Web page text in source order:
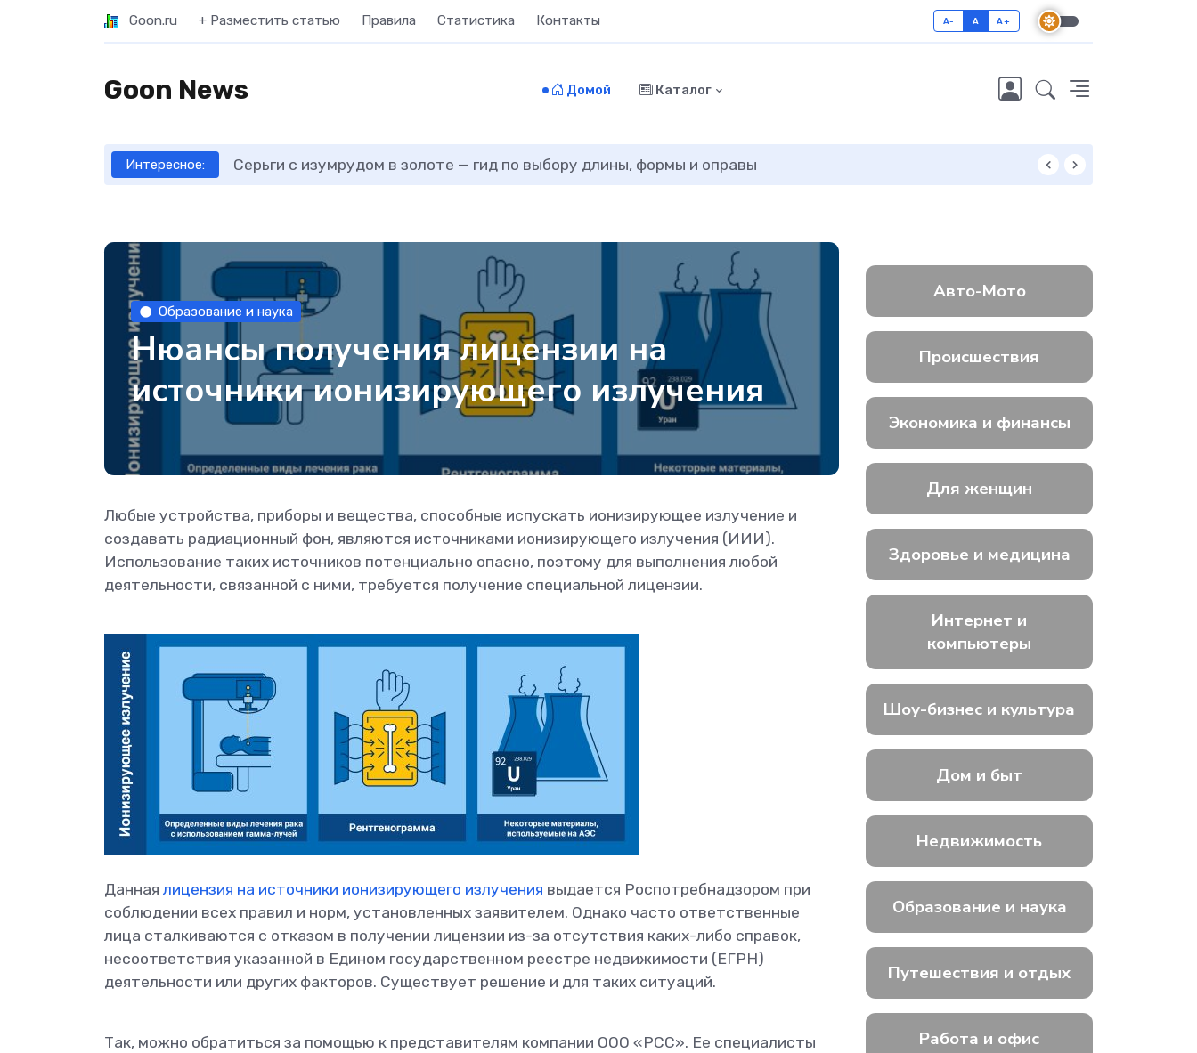
Goon.ru + Разместить статью Правила Статистика Контакты A- A A+
Goon News Домой Каталог
Интересное: Серьги с изумрудом в золоте — гид по выбору длины, формы и оправы
Образование и наука
Нюансы получения лицензии на
источники ионизирующего излучения
Любые устройства, приборы и вещества, способные испускать ионизирующее излучение и
создавать радиационный фон, являются источниками ионизирующего излучения (ИИИ).
Использование таких источников потенциально опасно, поэтому для выполнения любой
деятельности, связанной с ними, требуется получение специальной лицензии.
Данная лицензия на источники ионизирующего излучения выдается Роспотребнадзором при
соблюдении всех правил и норм, установленных заявителем. Однако часто ответственные
лица сталкиваются с отказом в получении лицензии из-за отсутствия каких-либо справок,
несоответствия указанной в Едином государственном реестре недвижимости (ЕГРН)
деятельности или других факторов. Существует решение и для таких ситуаций.
Так, можно обратиться за помощью к представителям компании ООО «РСС». Ее специалисты
Авто-Мото
Происшествия
Экономика и финансы
Для женщин
Здоровье и медицина
Интернет и
компьютеры
Шоу-бизнес и культура
Дом и быт
Недвижимость
Образование и наука
Путешествия и отдых
Работа и офис